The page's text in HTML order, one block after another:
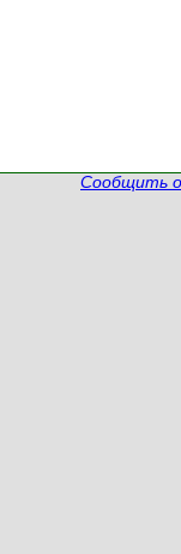
Сообщить о